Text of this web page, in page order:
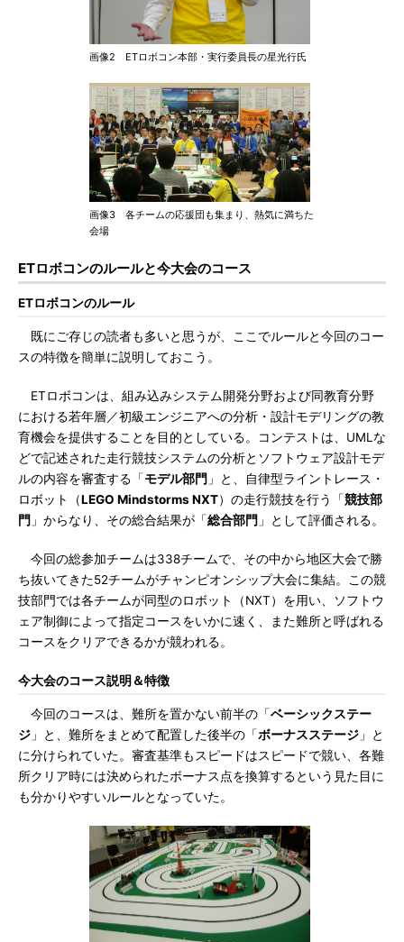
画像2 ETロボコン本部・実行委員長の星光行氏
画像3 各チームの応援団も集まり、熱気に満ちた
会場
ETロボコンのルールと今大会のコース
ETロボコンのルール
既にご存じの読者も多いと思うが、ここでルールと今回のコー
スの特徴を簡単に説明しておこう。
ETロボコンは、組み込みシステム開発分野および同教育分野
における若年層／初級エンジニアへの分析・設計モデリングの教
育機会を提供することを目的としている。コンテストは、UMLな
どで記述された走行競技システムの分析とソフトウェア設計モデ
ルの内容を審査する「モデル部門 」と、自律型ライントレース・
ロボット（LEGO Mindstorms NXT）の走行競技を行う「競技部
門 」からなり、その総合結果が「総合部門 」として評価される。
今回の総参加チームは338チームで、その中から地区大会で勝
ち抜いてきた52チームがチャンピオンシップ大会に集結。この競
技部門では各チームが同型のロボット（NXT）を用い、ソフトウ
ェア制御によって指定コースをいかに速く、また難所と呼ばれる
コースをクリアできるかが競われる。
今大会のコース説明＆特徴
今回のコースは、難所を置かない前半の「ベーシックステー
ジ 」と、難所をまとめて配置した後半の「ボーナスステージ 」と
に分けられていた。審査基準もスピードはスピードで競い、各難
所クリア時には決められたボーナス点を換算するという見た目に
も分かりやすいルールとなっていた。